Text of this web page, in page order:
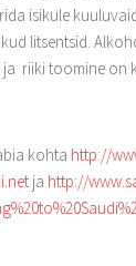
isikule
litsentsid.
riiki toomine on
kohta http://
ja http://